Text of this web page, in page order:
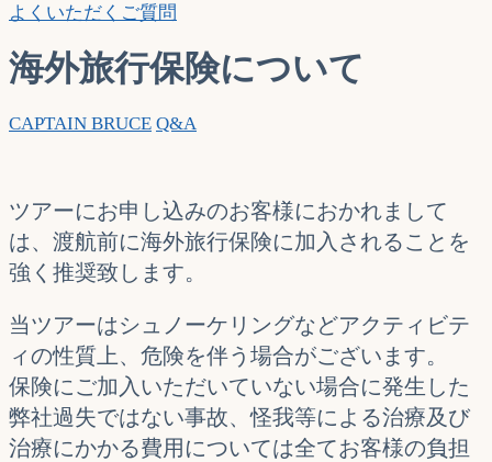
よくいただくご質問
海外旅行保険について
CAPTAIN BRUCE Q&A
ツアーにお申し込みのお客様におかれまして
は、渡航前に海外旅行保険に加入されることを
強く推奨致します。
当ツアーはシュノーケリングなどアクティビテ
ィの性質上、危険を伴う場合がございます。
保険にご加入いただいていない場合に発生した
弊社過失ではない事故、怪我等による治療及び
治療にかかる費用については全てお客様の負担